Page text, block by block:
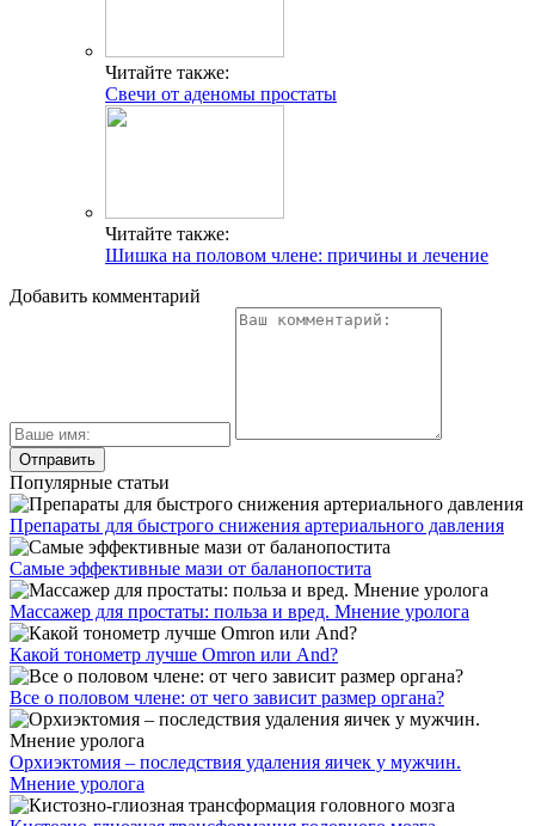
Читайте также:
Свечи от аденомы простаты
Читайте также:
Шишка на половом члене: причины и лечение
Добавить комментарий
Популярные статьи
Препараты для быстрого снижения артериального давления
Самые эффективные мази от баланопостита
Массажер для простаты: польза и вред. Мнение уролога
Какой тонометр лучше Omron или And?
Все о половом члене: от чего зависит размер органа?
Орхиэктомия – последствия удаления яичек у мужчин.
Мнение уролога